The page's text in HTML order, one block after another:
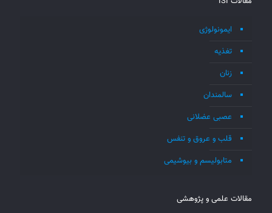
ایمونولوژی
تغذیه
زنان
سالمندان
عصبی عضلانی
قلب و عروق و تنفس
متابولیسم و بیوشیمی
مقالات علمی و پژوهشی